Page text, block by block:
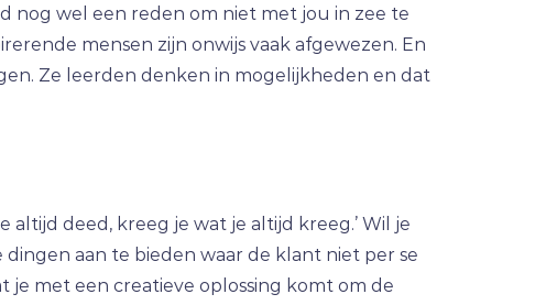
nog wel een reden om niet met jou in zee te
mensen zijn onwijs vaak afgewezen. En
Ze leerden denken in mogelijkheden en dat
altijd deed, kreeg je wat je altijd kreeg.’ Wil je
dingen aan te bieden waar de klant niet per se
je met een creatieve oplossing komt om de